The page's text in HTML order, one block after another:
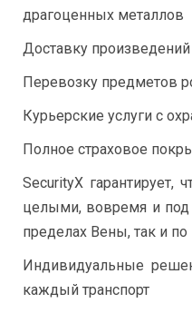
драгоценных металлов
Доставку
Перевозку предметов
Курьерские услуги с
Полное страховое
SecurityX гарантирует,
целыми, вовремя и
пределах Вены, так и по
Индивидуальные
каждый транспорт